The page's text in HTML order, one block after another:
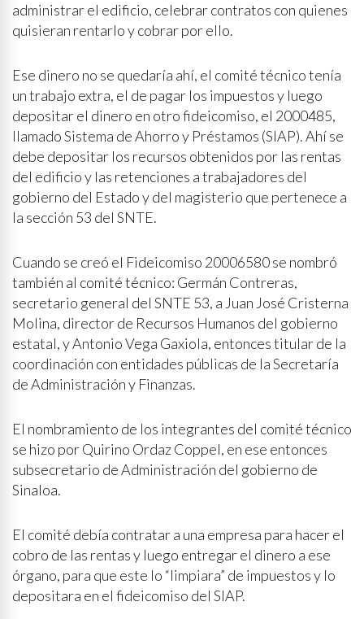
administrar el edificio, celebrar contratos con quienes
quisieran rentarlo y cobrar por ello.
Ese dinero no se quedaría ahí, el comité técnico tenía
un trabajo extra, el de pagar los impuestos y luego
depositar el dinero en otro fideicomiso, el 2000485,
llamado Sistema de Ahorro y Préstamos (SIAP). Ahí se
debe depositar los recursos obtenidos por las rentas
del edificio y las retenciones a trabajadores del
gobierno del Estado y del magisterio que pertenece a
la sección 53 del SNTE.
Cuando se creó el Fideicomiso 20006580 se nombró
también al comité técnico: Germán Contreras,
secretario general del SNTE 53, a Juan José Cristerna
Molina, director de Recursos Humanos del gobierno
estatal, y Antonio Vega Gaxiola, entonces titular de la
coordinación con entidades públicas de la Secretaría
de Administración y Finanzas.
El nombramiento de los integrantes del comité técnico
se hizo por Quirino Ordaz Coppel, en ese entonces
subsecretario de Administración del gobierno de
Sinaloa.
El comité debía contratar a una empresa para hacer el
cobro de las rentas y luego entregar el dinero a ese
órgano, para que este lo “limpiara” de impuestos y lo
depositara en el fideicomiso del SIAP.